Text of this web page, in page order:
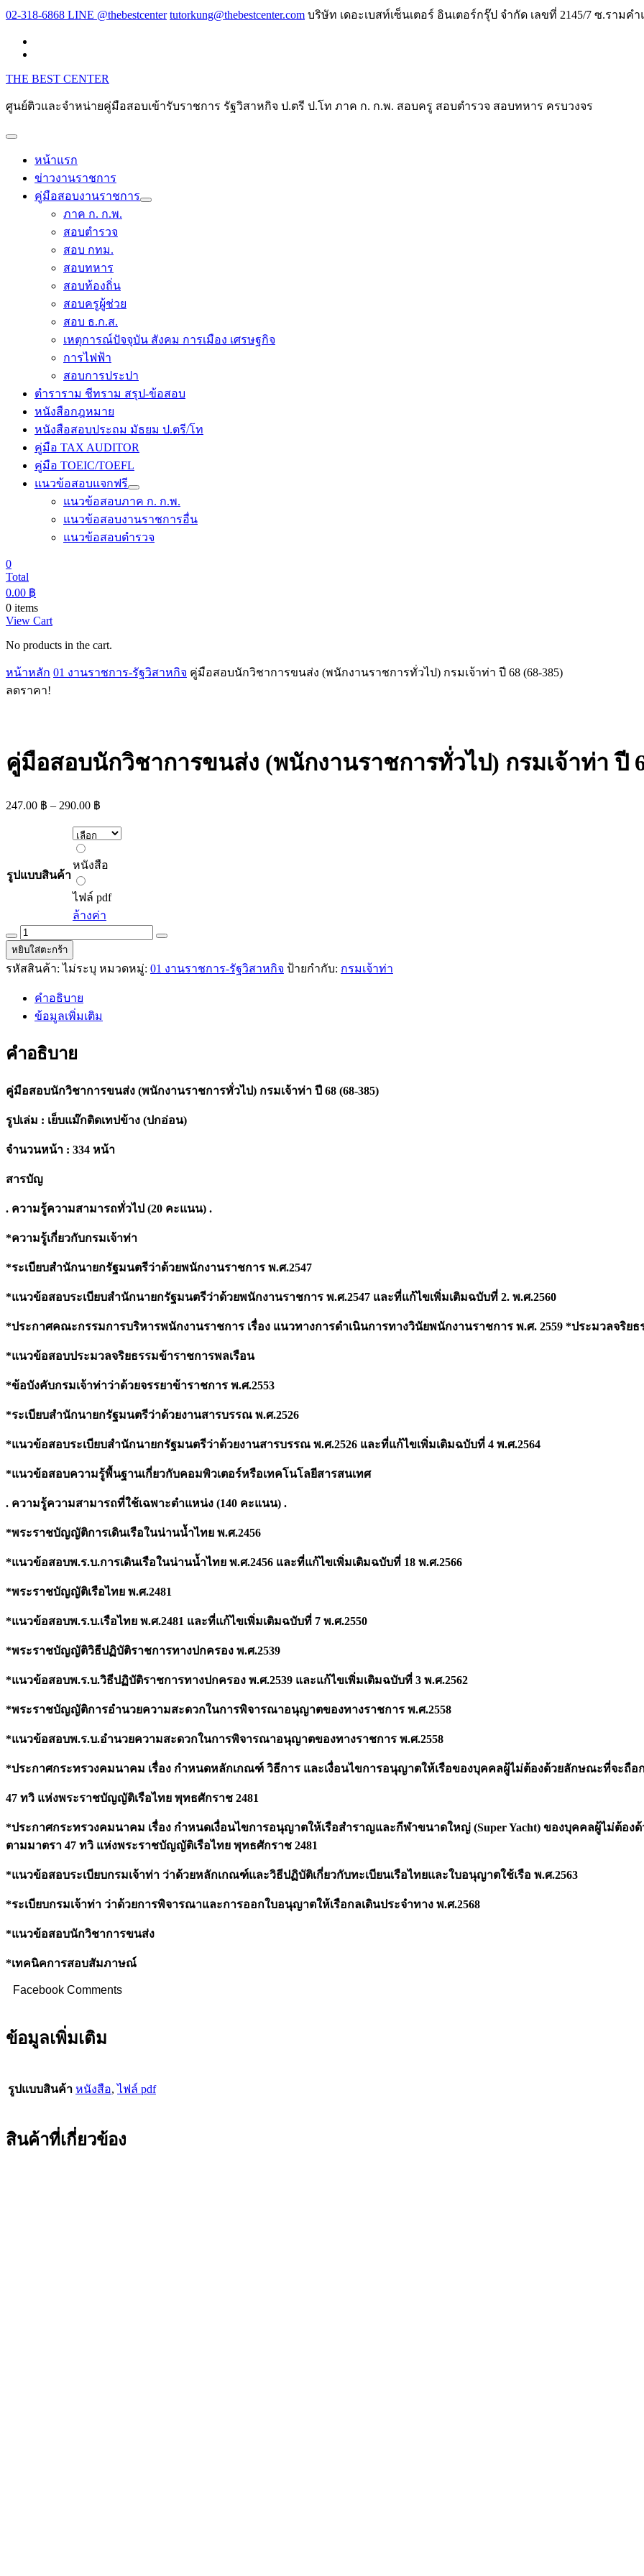
Skip
to
02-318-6868 LINE @thebestcenter tutorkung@thebestcenter.com บริษัท เดอะเบสท์เซ็นเตอร์ อินเตอร์กรุ๊ป จำกัด เลขที่ 2145/7 ซ.รามค
THE BEST CENTER
ศูนย์ติวและจำหน่ายคู่มือสอบเข้ารับราชการ รัฐวิสาหกิจ ป.ตรี ป.โท ภาค ก. ก.พ. สอบครู สอบตำรวจ สอบทหาร ครบวงจร
หน้าแรก
ข่าวงานราชการ
คู่มือสอบงานราชการ
ภาค ก. ก.พ.
สอบตำรวจ
สอบ กทม.
สอบทหาร
สอบท้องถิ่น
สอบครูผู้ช่วย
สอบ ธ.ก.ส.
เหตุการณ์ปัจจุบัน สังคม การเมือง เศรษฐกิจ
การไฟฟ้า
สอบการประปา
ตำราราม ชีทราม สรุป-ข้อสอบ
หนังสือกฎหมาย
หนังสือสอบประถม มัธยม ป.ตรี/โท
คู่มือ TAX AUDITOR
คู่มือ TOEIC/TOEFL
แนวข้อสอบแจกฟรี
แนวข้อสอบภาค ก. ก.พ.
แนวข้อสอบงานราชการอื่น
แนวข้อสอบตำรวจ
0
Total
0.00 ฿
0 items
View Cart
No products in the cart.
หน้าหลัก 01 งานราชการ-รัฐวิสาหกิจ คู่มือสอบนักวิชาการขนส่ง (พนักงานราชการทั่วไป) กรมเจ้าท่า ปี 68 (68-385)
ลดราคา!
คู่มือสอบนักวิชาการขนส่ง (พนักงานราชการทั่วไป) กรมเจ้าท่า ปี
247.00 ฿ – 290.00 ฿
247.00 ฿
290.00 ฿
รูปแบบสินค้า
หนังสือ
หนังสือ
ไฟล์
pdf
ไฟล์ pdf
ล้างค่า
คู่มือ
สอบ
นัก
ขนส่ง
(พนักงาน
ทั่วไป)
เจ้า
ท่า
68
385)
quantity
หยิบใส่ตะกร้า
รหัสสินค้า:ไม่ระบุ หมวดหมู่: 01 งานราชการ-รัฐวิสาหกิจ ป้ายกำกับ: กรมเจ้าท่า
คำอธิบาย
ข้อมูลเพิ่มเติม
คำอธิบาย
คู่มือสอบนักวิชาการขนส่ง (พนักงานราชการทั่วไป) กรมเจ้าท่า ปี 68 (68-385)
รูปเล่ม : เย็บแม๊กติดเทปข้าง (ปกอ่อน)
จำนวนหน้า : 334 หน้า
สารบัญ
. ความรู้ความสามารถทั่วไป (20 คะแนน) .
*ความรู้เกี่ยวกับกรมเจ้าท่า
*ระเบียบสำนักนายกรัฐมนตรีว่าด้วยพนักงานราชการ พ.ศ.2547
*แนวข้อสอบระเบียบสำนักนายกรัฐมนตรีว่าด้วยพนักงานราชการ พ.ศ.2547 และที่แก้ไขเพิ่มเติมฉบับที่ 2. พ.ศ.2560
*ประกาศคณะกรรมการบริหารพนักงานราชการ เรื่อง แนวทางการดำเนินการทางวินัยพนักงานราชการ พ.ศ. 2559 *ประมวลจริย
*แนวข้อสอบประมวลจริยธรรมข้าราชการพลเรือน
*ข้อบังคับกรมเจ้าท่าว่าด้วยจรรยาข้าราชการ พ.ศ.2553
*ระเบียบสำนักนายกรัฐมนตรีว่าด้วยงานสารบรรณ พ.ศ.2526
*แนวข้อสอบระเบียบสำนักนายกรัฐมนตรีว่าด้วยงานสารบรรณ พ.ศ.2526 และที่แก้ไขเพิ่มเติมฉบับที่ 4 พ.ศ.2564
*แนวข้อสอบความรู้พื้นฐานเกี่ยวกับคอมพิวเตอร์หรือเทคโนโลยีสารสนเทศ
. ความรู้ความสามารถที่ใช้เฉพาะตำแหน่ง (140 คะแนน) .
*พระราชบัญญัติการเดินเรือในน่านน้ำไทย พ.ศ.2456
*แนวข้อสอบพ.ร.บ.การเดินเรือในน่านน้ำไทย พ.ศ.2456 และที่แก้ไขเพิ่มเติมฉบับที่ 18 พ.ศ.2566
*พระราชบัญญัติเรือไทย พ.ศ.2481
*แนวข้อสอบพ.ร.บ.เรือไทย พ.ศ.2481 และที่แก้ไขเพิ่มเติมฉบับที่ 7 พ.ศ.2550
*พระราชบัญญัติวิธีปฏิบัติราชการทางปกครอง พ.ศ.2539
*แนวข้อสอบพ.ร.บ.วิธีปฏิบัติราชการทางปกครอง พ.ศ.2539 และแก้ไขเพิ่มเติมฉบับที่ 3 พ.ศ.2562
*พระราชบัญญัติการอำนวยความสะดวกในการพิจารณาอนุญาตของทางราชการ พ.ศ.2558
*แนวข้อสอบพ.ร.บ.อำนวยความสะดวกในการพิจารณาอนุญาตของทางราชการ พ.ศ.2558
*ประกาศกระทรวงคมนาคม เรื่อง กำหนดหลักเกณฑ์ วิธีการ และเงื่อนไขการอนุญาตให้เรือของบุคคลผู้ไม่ต้องด้วยลักษณะที่จะถื
47 ทวิ แห่งพระราชบัญญัติเรือไทย พุทธศักราช 2481
*ประกาศกระทรวงคมนาคม เรื่อง กำหนดเงื่อนไขการอนุญาตให้เรือสำราญและกีฬาขนาดใหญ่ (Super Yacht) ของบุคคลผู้ไม่ต้อ
ตามมาตรา 47 ทวิ แห่งพระราชบัญญัติเรือไทย พุทธศักราช 2481
*แนวข้อสอบระเบียบกรมเจ้าท่า ว่าด้วยหลักเกณฑ์และวิธีปฏิบัติเกี่ยวกับทะเบียนเรือไทยและใบอนุญาตใช้เรือ พ.ศ.2563
*ระเบียบกรมเจ้าท่า ว่าด้วยการพิจารณาและการออกใบอนุญาตให้เรือกลเดินประจำทาง พ.ศ.2568
*แนวข้อสอบนักวิชาการขนส่ง
*เทคนิคการสอบสัมภาษณ์
Facebook Comments
ข้อมูลเพิ่มเติม
รูปแบบสินค้า หนังสือ,ไฟล์ pdf
สินค้าที่เกี่ยวข้อง